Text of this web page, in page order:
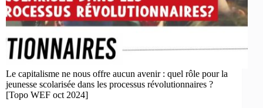
Le capitalisme ne nous offre aucun avenir : quel rôle pour la
jeunesse scolarisée dans les processus révolutionnaires ?
[Topo WEF oct 2024]